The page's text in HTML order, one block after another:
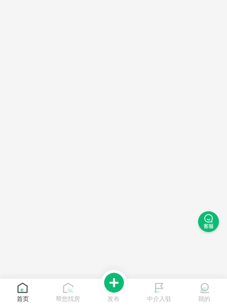
首页 帮您找房 发布 中介入驻 我的